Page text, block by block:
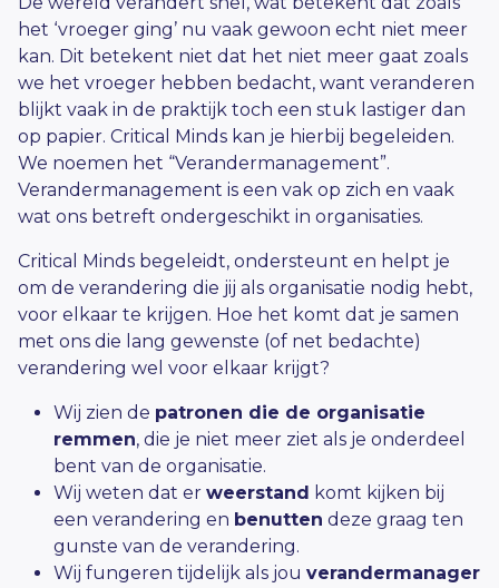
het ‘vroeger ging’ nu vaak gewoon echt niet meer
kan. Dit betekent niet dat het niet meer gaat zoals
we het vroeger hebben bedacht, want veranderen
blijkt vaak in de praktijk toch een stuk lastiger dan
op papier. Critical Minds kan je hierbij begeleiden.
We noemen het “Verandermanagement”.
Verandermanagement is een vak op zich en vaak
wat ons betreft ondergeschikt in organisaties.
Critical Minds begeleidt, ondersteunt en helpt je
om de verandering die jij als organisatie nodig hebt,
voor elkaar te krijgen. Hoe het komt dat je samen
met ons die lang gewenste (of net bedachte)
verandering wel voor elkaar krijgt?
Wij zien de patronen die de organisatie
remmen, die je niet meer ziet als je onderdeel
bent van de organisatie.
Wij weten dat er weerstand komt kijken bij
een verandering en benutten deze graag ten
gunste van de verandering.
Wij fungeren tijdelijk als jou verandermanager